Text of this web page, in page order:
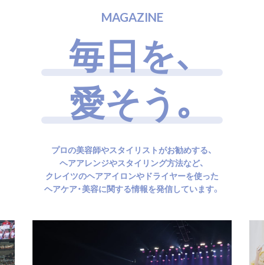
MAGAZINE
毎日 を、
愛そう ｡
プロの美容師やスタイリストがお勧めする、
ヘアアレンジやスタイリング方法など、
クレイツのヘアアイロンやドライヤーを使った
ヘアケア・美容に関する情報を発信しています。